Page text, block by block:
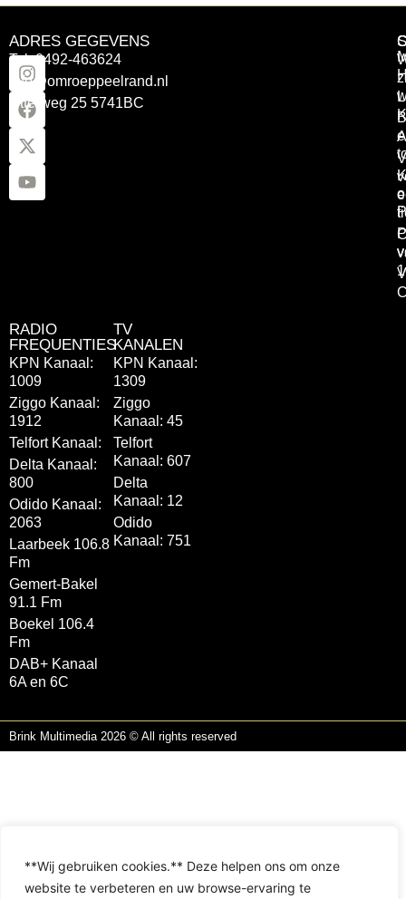
**Wij gebruiken cookies.** Deze helpen ons om onze
website te verbeteren en uw browse-ervaring te
ADRES GEGEVENS
Tel: 0492-463624
info@omroeppeelrand.nl
Otterweg 25 5741BC
RADIO
FREQUENTIES
KPN Kanaal:
1009
Ziggo Kanaal:
1912
Telfort Kanaal:
Delta Kanaal:
800
Odido Kanaal:
2063
Laarbeek 106.8
Fm
Gemert-Bakel
91.1 Fm
Boekel 106.4
Fm
DAB+ Kanaal
6A en 6C
TV
KANALEN
KPN Kanaal:
1309
Ziggo
Kanaal: 45
Telfort
Kanaal: 607
Delta
Kanaal: 12
Odido
Kanaal: 751
Brink Multimedia 2026 © All rights reserved